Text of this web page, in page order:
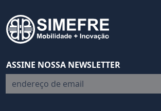
ASSINE NOSSA NEWSLETTER
endereço de email